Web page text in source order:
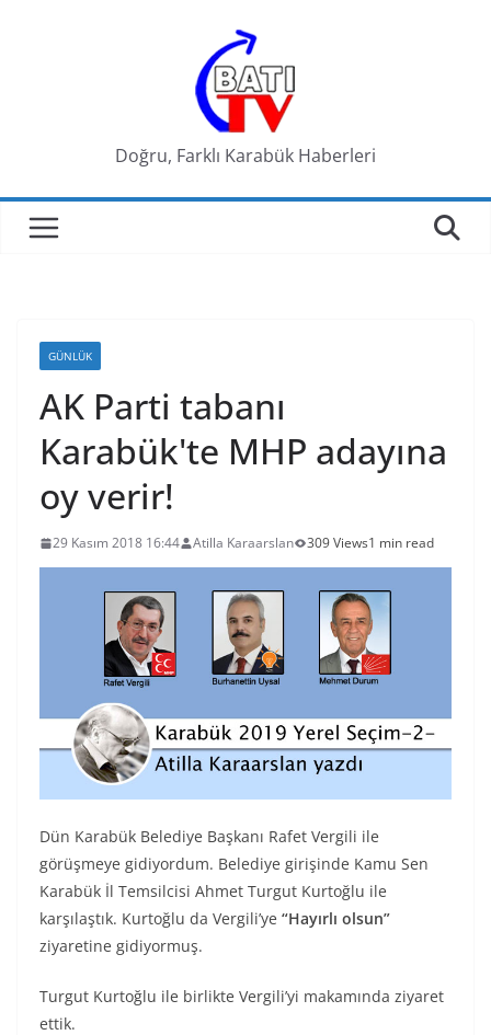
Doğru, Farklı Karabük Haberleri
GÜNLÜK
AK Parti tabanı
Karabük'te MHP adayına
oy verir!
29 Kasım 2018 16:44 Atilla Karaarslan 309 Views1 min read
Dün Karabük Belediye Başkanı Rafet Vergili ile
görüşmeye gidiyordum. Belediye girişinde Kamu Sen
Karabük İl Temsilcisi Ahmet Turgut Kurtoğlu ile
karşılaştık. Kurtoğlu da Vergili’ye “Hayırlı olsun”
ziyaretine gidiyormuş.
Turgut Kurtoğlu ile birlikte Vergili’yi makamında ziyaret
ettik.